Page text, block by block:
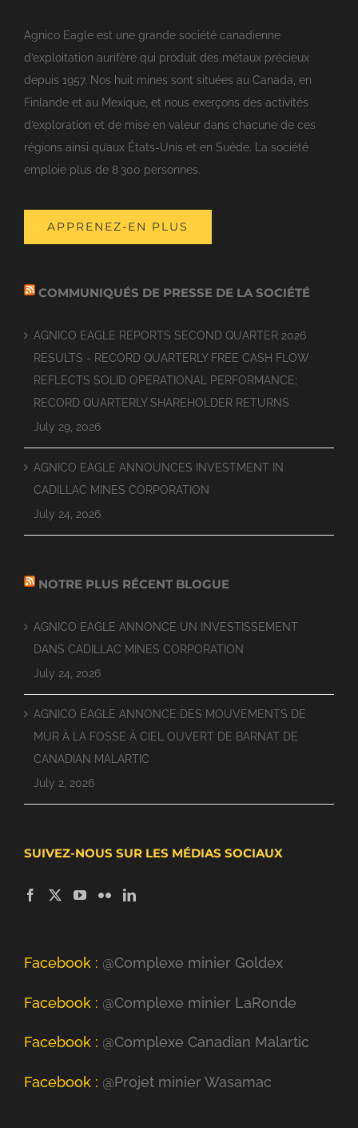
Agnico Eagle est une grande société canadienne
d’exploitation aurifère qui produit des métaux précieux
depuis 1957. Nos huit mines sont situées au Canada, en
Finlande et au Mexique, et nous exerçons des activités
d’exploration et de mise en valeur dans chacune de ces
régions ainsi qu’aux États-Unis et en Suède. La société
emploie plus de 8 300 personnes.
APPRENEZ-EN PLUS
COMMUNIQUÉS DE PRESSE DE LA SOCIÉTÉ
AGNICO EAGLE REPORTS SECOND QUARTER 2026
RESULTS - RECORD QUARTERLY FREE CASH FLOW
REFLECTS SOLID OPERATIONAL PERFORMANCE;
RECORD QUARTERLY SHAREHOLDER RETURNS
July 29, 2026
AGNICO EAGLE ANNOUNCES INVESTMENT IN
CADILLAC MINES CORPORATION
July 24, 2026
NOTRE PLUS RÉCENT BLOGUE
AGNICO EAGLE ANNONCE UN INVESTISSEMENT
DANS CADILLAC MINES CORPORATION
July 24, 2026
AGNICO EAGLE ANNONCE DES MOUVEMENTS DE
MUR À LA FOSSE À CIEL OUVERT DE BARNAT DE
CANADIAN MALARTIC
July 2, 2026
SUIVEZ-NOUS SUR LES MÉDIAS SOCIAUX
Facebook : @Complexe minier Goldex
Facebook : @Complexe minier LaRonde
Facebook : @Complexe Canadian Malartic
Facebook : @Projet minier Wasamac